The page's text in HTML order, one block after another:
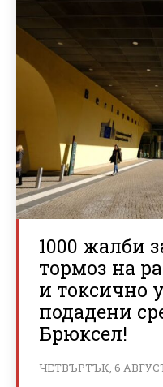
1000 жалби
тормоз на
и токсично
подадени
Брюксел!
ЧЕТВЪРТЪК, 6